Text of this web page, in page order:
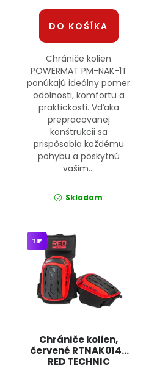
DO KOŠÍKA
Chrániče kolien
POWERMAT PM-NAK-1T
ponúkajú ideálny pomer
odolnosti, komfortu a
praktickosti. Vďaka
prepracovanej
konštrukcii sa
prispôsobia každému
pohybu a poskytnú
vašim...
Skladom
Chrániče kolien,
červené RTNAK0146
RED TECHNIC
TIP